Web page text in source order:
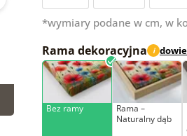
*wymiary podane w cm, w
Rama dekoracyjna i
Bez ramy
Rama –
Naturalny dąb